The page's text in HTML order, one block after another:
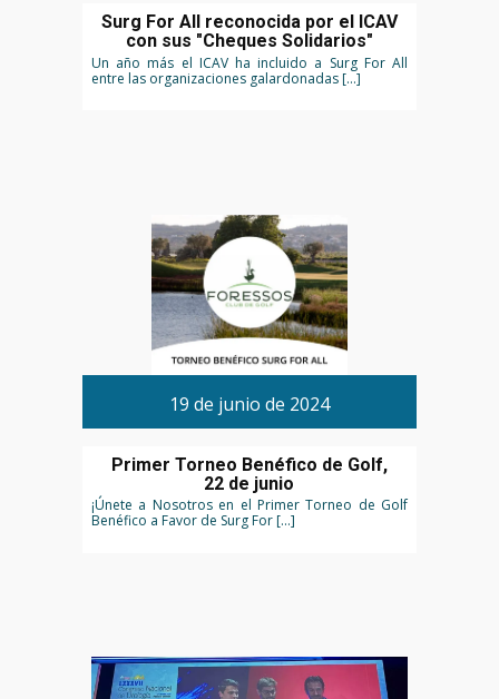
Surg For All reconocida por el ICAV
con sus "Cheques Solidarios"
Un año más el ICAV ha incluido a Surg For All
entre las organizaciones galardonadas […]
19 de junio de 2024
Primer Torneo Benéfico de Golf,
22 de junio
¡Únete a Nosotros en el Primer Torneo de Golf
Benéfico a Favor de Surg For […]